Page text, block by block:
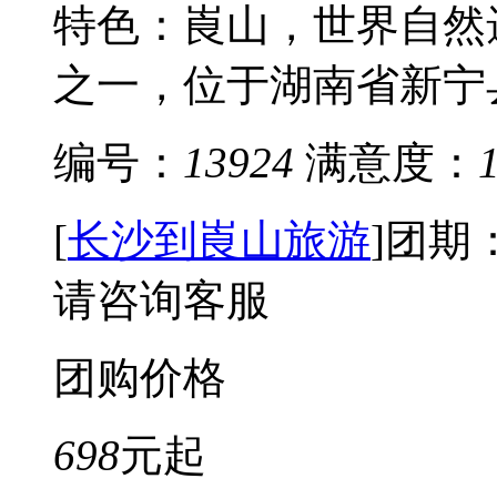
特色：崀山，世界自
之一，位于湖南省新
编号： 13924 满意度：
[长沙到崀山旅游]团期
请咨询客服
团购价格
698元起